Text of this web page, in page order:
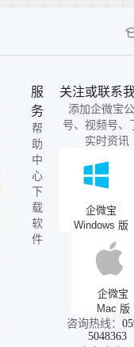
服
务
帮
助
中
心
下
载
软
件
关注或联系
添加企微宝
号、视频号、
实时资讯
企微宝
Windows 版
企微宝
Mac 版
咨询热线：
5048363